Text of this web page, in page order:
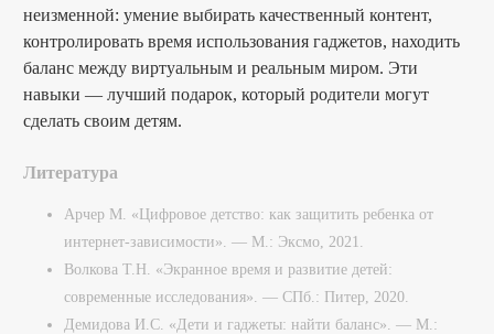
неизменной: умение выбирать качественный контент,
контролировать время использования гаджетов, находить
баланс между виртуальным и реальным миром. Эти
навыки — лучший подарок, который родители могут
сделать своим детям.
Литература
Арчер М. «Цифровое детство: как защитить ребенка от
интернет-зависимости». — М.: Эксмо, 2021.
Волкова Т.Н. «Экранное время и развитие детей:
современные исследования». — СПб.: Питер, 2020.
Демидова И.С. «Дети и гаджеты: найти баланс». — М.: